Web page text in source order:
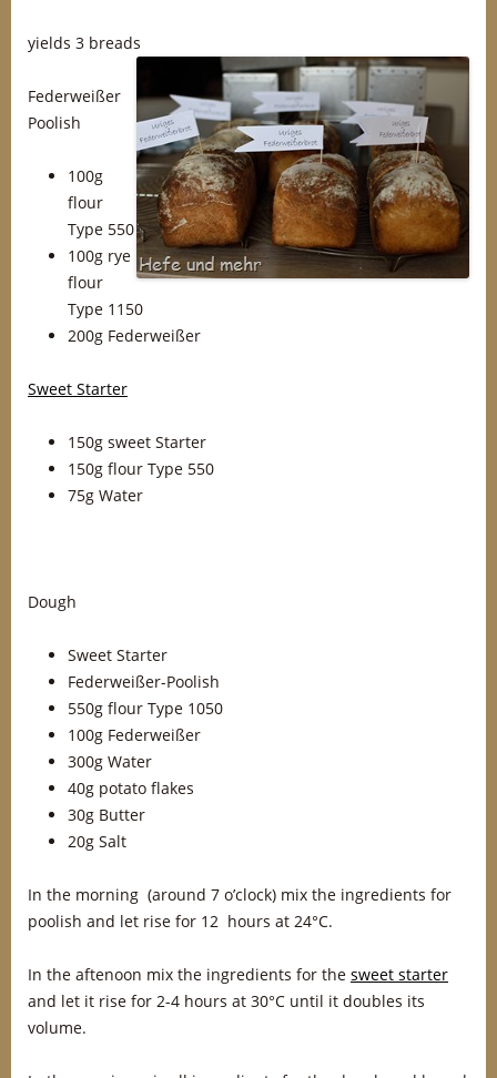
yields 3 breads
Federweißer
Poolish
100g
flour
Type 550
100g rye
flour
Type 1150
200g Federweißer
Sweet Starter
150g sweet Starter
150g flour Type 550
75g Water
Dough
Sweet Starter
Federweißer-Poolish
550g flour Type 1050
100g Federweißer
300g Water
40g potato flakes
30g Butter
20g Salt
In the morning (around 7 o’clock) mix the ingredients for
poolish and let rise for 12 hours at 24°C.
In the aftenoon mix the ingredients for the sweet starter
and let it rise for 2-4 hours at 30°C until it doubles its
volume.